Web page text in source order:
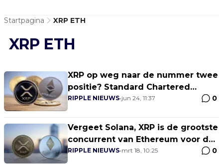
Startpagina XRP ETH
XRP ETH
XRP op weg naar de nummer twee
positie? Standard Chartered
voorspelt dat Ripple vóór 2028
RIPPLE NIEUWS•jun 24, 11:37 0
Vergeet Solana, XRP is de grootste
concurrent van Ethereum voor de
nummer 2 positie
RIPPLE NIEUWS•mrt 18, 10:25 0